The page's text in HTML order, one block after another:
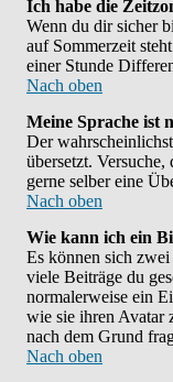
Ich habe die
Wenn du dir sicher
auf Sommerzeit
einer Stunde
Nach oben
Meine Sprache ist
Der
übersetzt.
gerne selber eine
Nach oben
Wie kann ich ein
Es können sich
viele Beiträge du
normalerweise ein
wie sie ihren Avatar
nach dem Grund
Nach oben